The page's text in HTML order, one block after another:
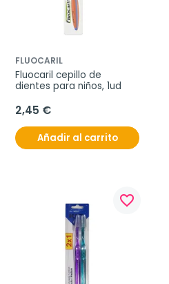
FLUOCARIL
Fluocaril cepillo de
dientes para niños, 1ud
2,45 €
Añadir al carrito
favorite_border